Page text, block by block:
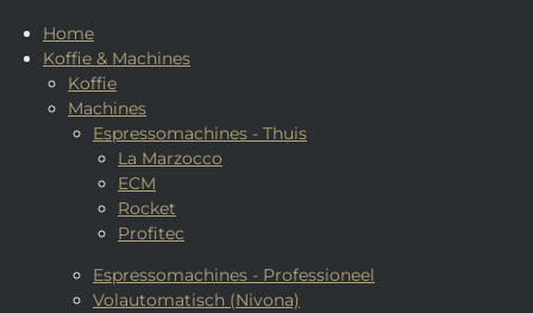
Home
Koffie & Machines
Koffie
Machines
Espressomachines - Thuis
La Marzocco
ECM
Rocket
Profitec
Espressomachines - Professioneel
Volautomatisch (Nivona)